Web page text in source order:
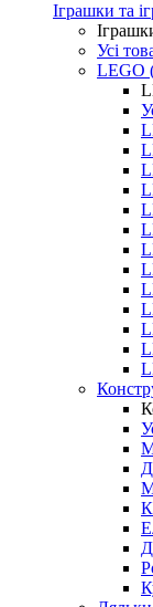
Іграшки та
Усі
LEGO